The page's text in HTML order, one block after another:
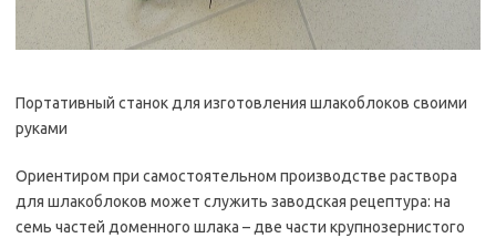
Портативный станок для изготовления шлакоблоков своими
руками
Ориентиром при самостоятельном производстве раствора
для шлакоблоков может служить заводская рецептура: на
семь частей доменного шлака – две части крупнозернистого